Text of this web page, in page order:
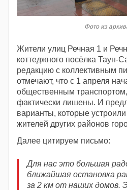
Фото из
Жители улиц Речная 1 и
коттеджного посёлка Таун-
редакцию с коллективным
отмечают, что с 1 апреля
общественным
фактически лишены. И
варианты, которые
жителей других районов
Далее цитируем письмо:
Для нас это большая
ближайшая остановка
за 2 км от наших домов.